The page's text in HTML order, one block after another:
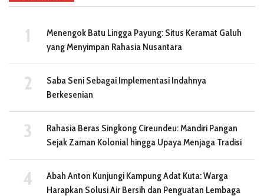
Menengok Batu Lingga Payung: Situs Keramat Galuh
yang Menyimpan Rahasia Nusantara
Saba Seni Sebagai Implementasi Indahnya
Berkesenian
Rahasia Beras Singkong Cireundeu: Mandiri Pangan
Sejak Zaman Kolonial hingga Upaya Menjaga Tradisi
Abah Anton Kunjungi Kampung Adat Kuta: Warga
Harapkan Solusi Air Bersih dan Penguatan Lembaga